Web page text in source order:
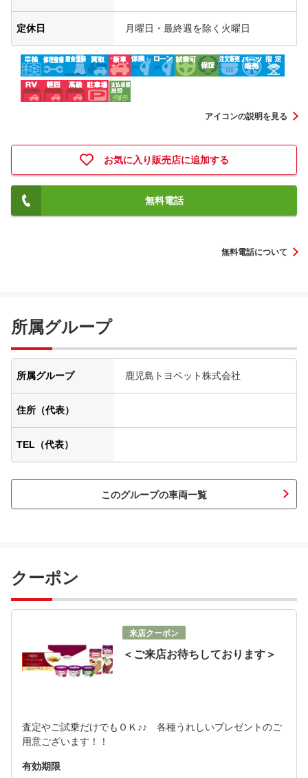
定休日 月曜日・最終週を除く火曜日
アイコンの説明を見る
お気に入り販売店に追加する
無料電話
無料電話について
所属グループ
所属グループ 鹿児島トヨペット株式会社
住所（代表）
TEL（代表）
このグループの車両一覧
クーポン
来店クーポン
＜ご来店お待ちしております＞
査定やご試乗だけでもＯＫ♪♪ 各種うれしいプレゼントのご
用意ございます！！
有効期限